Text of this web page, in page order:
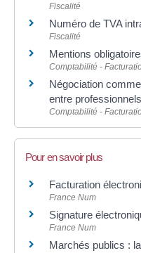
Fiscalité
Numéro de TVA
Fiscalité
Mentions
Comptabilité -
Négociation
entre professionnels
Comptabilité -
Pour en savoir plus
Facturation
France Num
Signature
France Num
Marchés publics :